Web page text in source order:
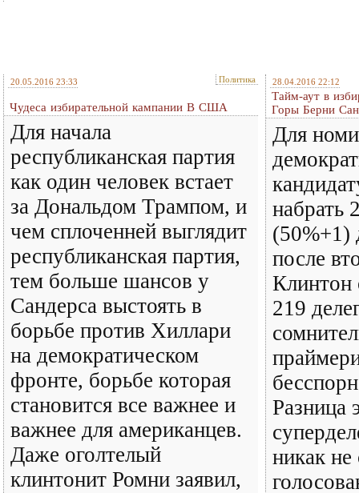
20.05.2016 23:33 Политика
Чудеса избирательной кампании В США
Для начала
республиканская партия
как один человек встает
за Дональдом Трампом, и
чем сплоченней выглядит
республиканская партия,
тем больше шансов у
Сандерса выстоять в
борьбе против Хиллари
на демократическом
фронте, борьбе которая
становится все важнее и
важнее для американцев.
Даже оголтелый
клинтонит Ромни заявил,
28.04.2016 22:12
Тайм-аут в
Горы Берни
Для
набрать
(50%+1)
после
Клинтон
219
Разница
никак не